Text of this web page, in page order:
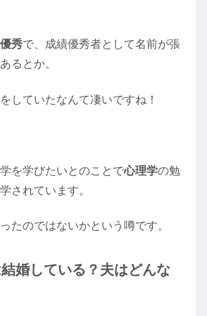
秀で、成績優秀者として名前が張
るとか。
をしていたなんて凄いですね！
を学びたいとのことで心理学の勉
されています。
たのではないかという噂です。
婚している？夫はどんな